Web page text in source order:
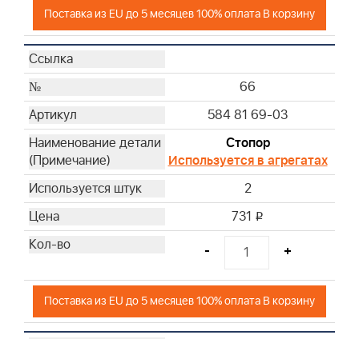
Поставка из EU до 5 месяцев 100% оплата В корзину
66
584 81 69-03
Стопор
Используется в агрегатах
2
731 i
- +
Поставка из EU до 5 месяцев 100% оплата В корзину